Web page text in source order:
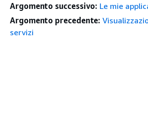
Argomento successivo: Le mie
Argomento precedente:
servizi